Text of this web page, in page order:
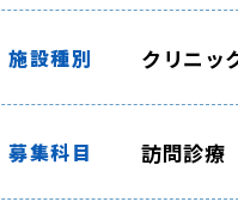
施設種別 クリニッ
募集科目 訪問診療